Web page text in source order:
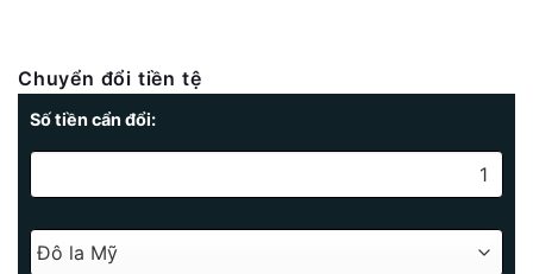
Chuyển đổi tiền tệ
Số tiền cẩn đổi: